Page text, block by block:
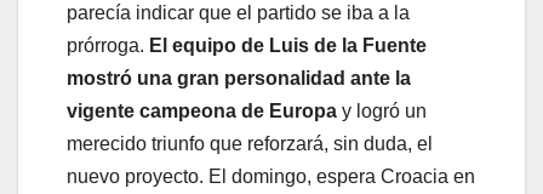
parecía indicar que el partido se iba a la
prórroga. El equipo de Luis de la Fuente
mostró una gran personalidad ante la
vigente campeona de Europa y logró un
merecido triunfo que reforzará, sin duda, el
nuevo proyecto. El domingo, espera Croacia en